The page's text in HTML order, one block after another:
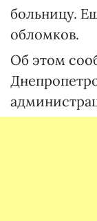
больницу.
обломков.
Об этом